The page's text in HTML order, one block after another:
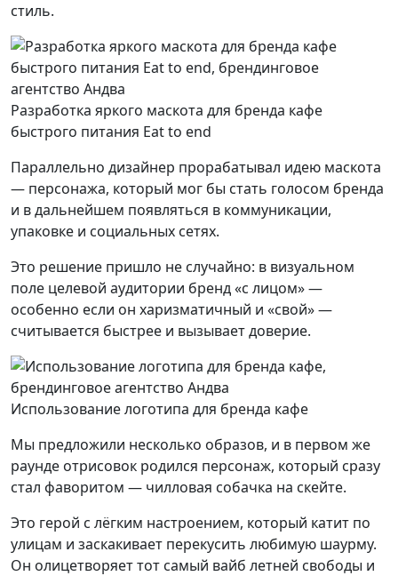
стиль.
Разработка яркого маскота для бренда кафе
быстрого питания Eat to end
Параллельно дизайнер прорабатывал идею маскота
— персонажа, который мог бы стать голосом бренда
и в дальнейшем появляться в коммуникации,
упаковке и социальных сетях.
Это решение пришло не случайно: в визуальном
поле целевой аудитории бренд «с лицом» —
особенно если он харизматичный и «свой» —
считывается быстрее и вызывает доверие.
Использование логотипа для бренда кафе
Мы предложили несколько образов, и в первом же
раунде отрисовок родился персонаж, который сразу
стал фаворитом — чилловая собачка на скейте.
Это герой с лёгким настроением, который катит по
улицам и заскакивает перекусить любимую шаурму.
Он олицетворяет тот самый вайб летней свободы и